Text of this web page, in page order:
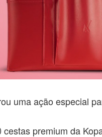
uma ação especial
premium da